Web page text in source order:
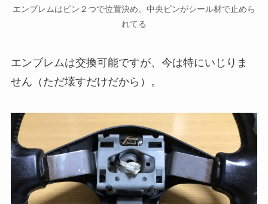
エンブレムはピン２つで位置決め。中央ピンがシール材で止めら
れてる
エンブレムは交換可能ですが、今は特にいじりま
せん（ただ壊すだけだから）。